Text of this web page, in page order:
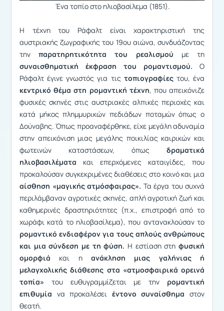
Ένα τοπίο στο ηλιοβασίλεμα (1851).
Η τέχνη του Ράφαλτ είναι χαρακτηριστική της
αυστριακής ζωγραφικής του 19ου αιώνα, συνδυάζοντας
τηνπαρατηρητικότητα του ρεαλισμού με τη
συναισθηματική έκφραση του ρομαντισμού. Ο
Ράφαλτ έγινε γνωστός για τις τοπιογραφίεςτου, ένα
κεντρικό θέμα στη ρομαντική τέχνη, που απεικόνιζε
φυσικές σκηνές στις αυστριακές αλπικές περιοχές και
κατά μήκος πλημμυρικών πεδιάδων ποταμών όπως ο
Δούναβης. Όπως προαναφέρθηκε, είχε μεγάλη αδυναμία
στην απεικόνιση μιας μεγάλης ποικιλίας καιρικών και
φωτεινών καταστάσεων, όπως δραματικά
ηλιοβασιλέματα και επερχόμενες καταιγίδες, που
προκαλούσαν συγκεκριμένες διαθέσεις στο κοινό και μια
αίσθηση «μαγικής ατμόσφαιρας». Τα έργα του συχνά
περιλάμβαναν αγροτικές σκηνές, απλή αγροτική ζωή και
καθημερινές δραστηριότητες (π.χ., επιστροφή από το
χωράφι κατά το ηλιοβασίλεμα), που αντανακλούσαν το
ρομαντικό ενδιαφέρον για τους απλούς ανθρώπους
και μια σύνδεση με τη φύση. Η εστίαση στη φυσική
ομορφιά και η ανάκληση μιας γαλήνιας ή
μελαγχολικής διάθεσης στα «ατμοσφαιρικά ορεινά
τοπία» του ευθυγραμμίζεται με την ρομαντική
επιθυμία να προκαλέσει έντονο συναίσθημα στον
θεατή.